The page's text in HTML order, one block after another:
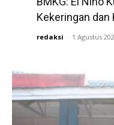
Kekeringan dan
redaksi - 1 Agustus